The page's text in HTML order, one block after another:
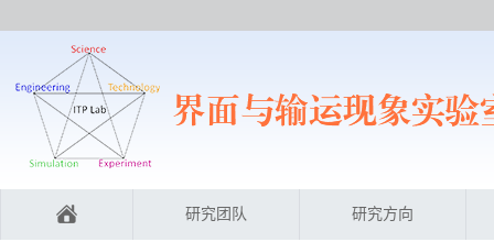
研究团队 研究方向